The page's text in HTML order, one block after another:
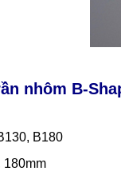
nhôm B-
B180
180mm